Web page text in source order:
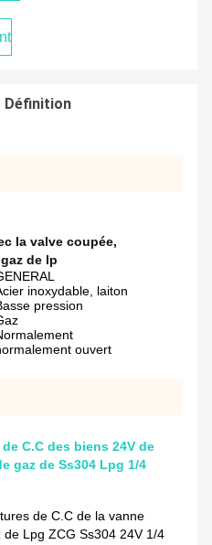
Définition
la valve coupée,
de lp
inoxydable, laiton
pression
ouvert
C.C des biens 24V de
gaz de Ss304 Lpg 1/4
de C.C de la vanne
Lpg ZCG Ss304 24V 1/4